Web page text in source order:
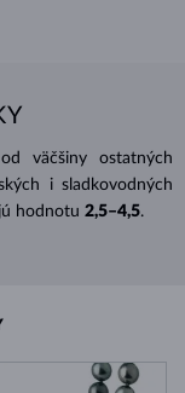
väčšiny ostatných
i sladkovodných
hodnotu 2,5–4,5.